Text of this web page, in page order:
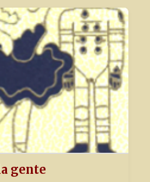
gente